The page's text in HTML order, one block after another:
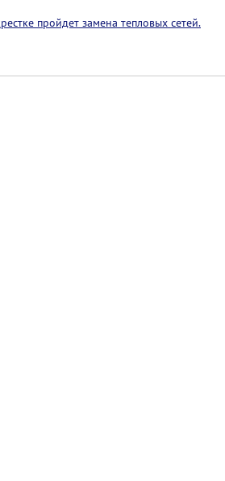
пройдет замена тепловых сетей.